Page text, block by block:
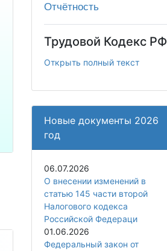
Отчётность
Трудовой Кодекс РФ
Открыть полный текст
Новые документы 2026
год
06.07.2026
О внесении изменений в
статью 145 части второй
Налогового кодекса
Российской Федераци
01.06.2026
Федеральный закон от